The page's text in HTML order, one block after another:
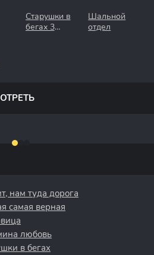
Старушки в
бегах 3
Шальной
отдел
нам туда дорога
самая верная
любовь
в бегах